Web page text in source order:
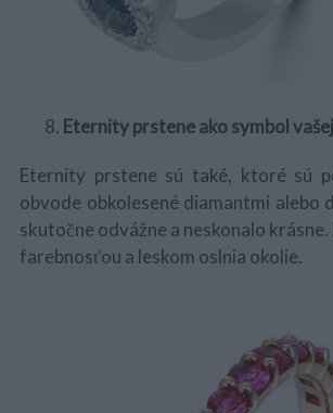
Eternity prstene ako symbol
Eternity prstene sú také, ktoré sú
obvode obkolesené diamantmi alebo
skutočne odvážne a neskonalo
farebnosťou a leskom oslnia okolie.